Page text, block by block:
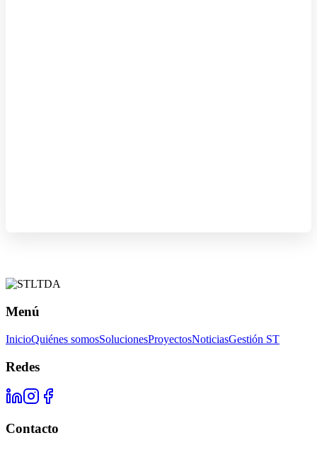
Menú
InicioQuiénes somosSolucionesProyectosNoticiasGestión ST
Redes
Contacto